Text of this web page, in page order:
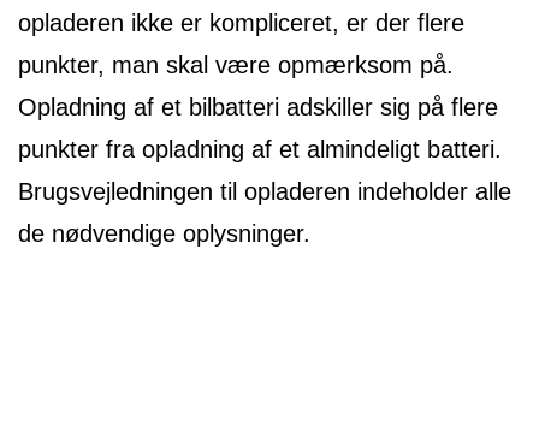
opladeren ikke er kompliceret, er der flere
punkter, man skal være opmærksom på.
Opladning af et bilbatteri adskiller sig på flere
punkter fra opladning af et almindeligt batteri.
Brugsvejledningen til opladeren indeholder alle
de nødvendige oplysninger.